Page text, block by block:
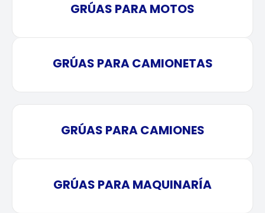
GRÚAS PARA MOTOS
GRÚAS PARA CAMIONETAS
GRÚAS PARA CAMIONES
GRÚAS PARA MAQUINARÍA